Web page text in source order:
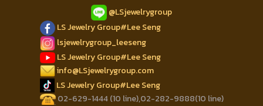
@LSjewelrygroup
LS Jewelry Group#Lee Seng
lsjewelrygroup_leeseng
LS Jewelry Group#Lee Seng
info@LSjewelrygroup.com
LS Jewelry Group#Lee Seng
02-629-1444 (10 line),02-282-9888(10 line)